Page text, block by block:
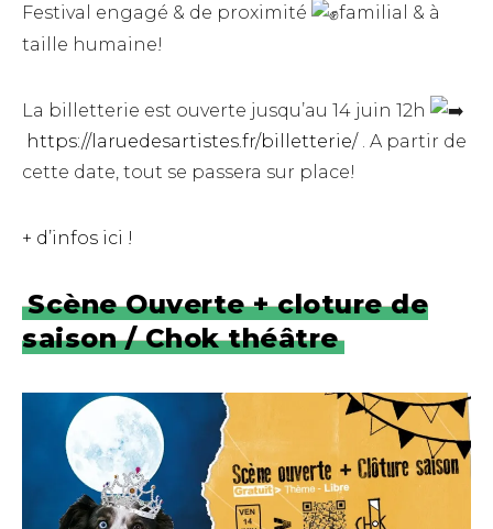
Festival engagé & de proximité
familial & à
taille humaine!
La billetterie est ouverte jusqu’au 14 juin 12h
https://laruedesartistes.fr/billetterie/ . A partir de
cette date, tout se passera sur place!
+ d’infos ici !
Scène Ouverte + cloture de
saison / Chok théâtre